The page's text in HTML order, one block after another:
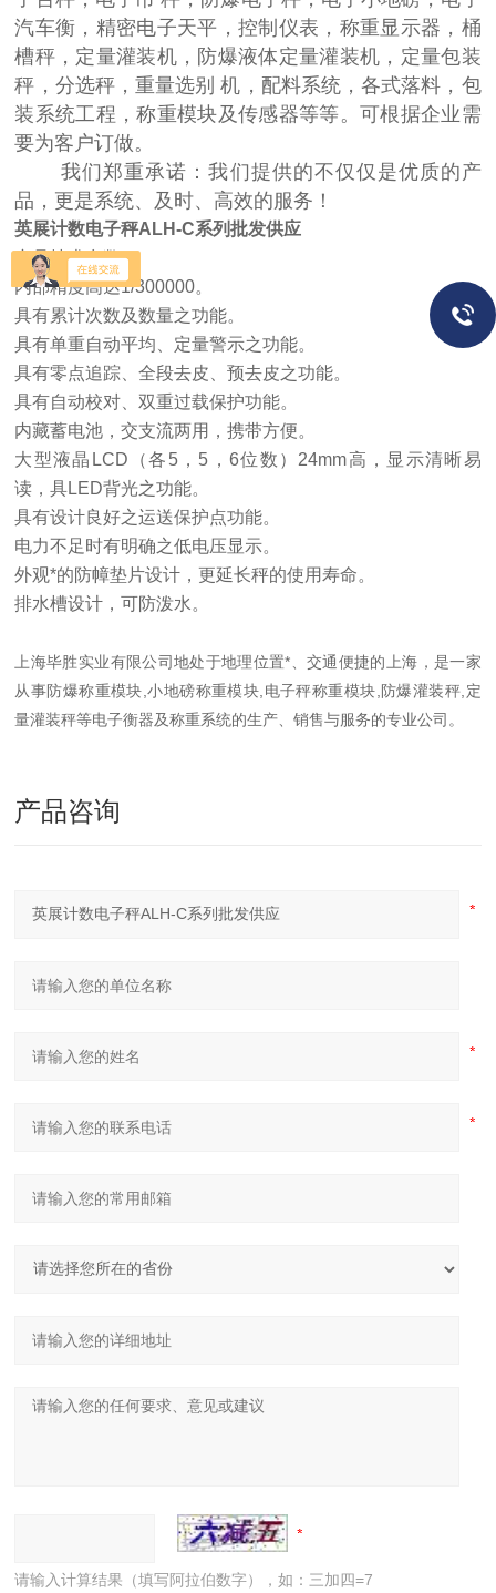
汽车衡，精密电子天平，控制仪表，称重显示器，桶
槽秤，定量灌装机，防爆液体定量灌装机，定量包装
秤，分选秤，重量选别 机，配料系统，各式落料，包
装系统工程，称重模块及传感器等等。可根据企业需
要为客户订做。
我们郑重承诺：我们提供的不仅仅是优质的产
品，更是系统、及时、高效的服务！
英展计数电子秤ALH-C系列批发供应
产品技术参数
内部精度高达1/300000。
具有累计次数及数量之功能。
具有单重自动平均、定量警示之功能。
具有零点追踪、全段去皮、预去皮之功能。
具有自动校对、双重过载保护功能。
内藏蓄电池，交支流两用，携带方便。
大型液晶LCD（各5，5，6位数）24mm高，显示清晰易
读，具LED背光之功能。
具有设计良好之运送保护点功能。
电力不足时有明确之低电压显示。
外观*的防幛垫片设计，更延长秤的使用寿命。
排水槽设计，可防泼水。
上海毕胜实业有限公司地处于地理位置*、交通便捷的上海，是一家
从事防爆称重模块,小地磅称重模块,电子秤称重模块,防爆灌装秤,定
量灌装秤等电子衡器及称重系统的生产、销售与服务的专业公司。
产品咨询
请输入计算结果（填写阿拉伯数字），如：三加四=7